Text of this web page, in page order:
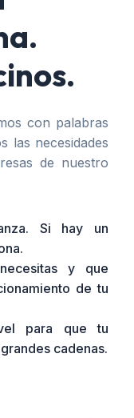
con palabras
las necesidades
de nuestro
Si hay un
y que
de tu
para que tu
cadenas.